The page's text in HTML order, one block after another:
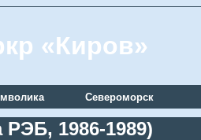
«Киров»
Североморск
1986-1989)